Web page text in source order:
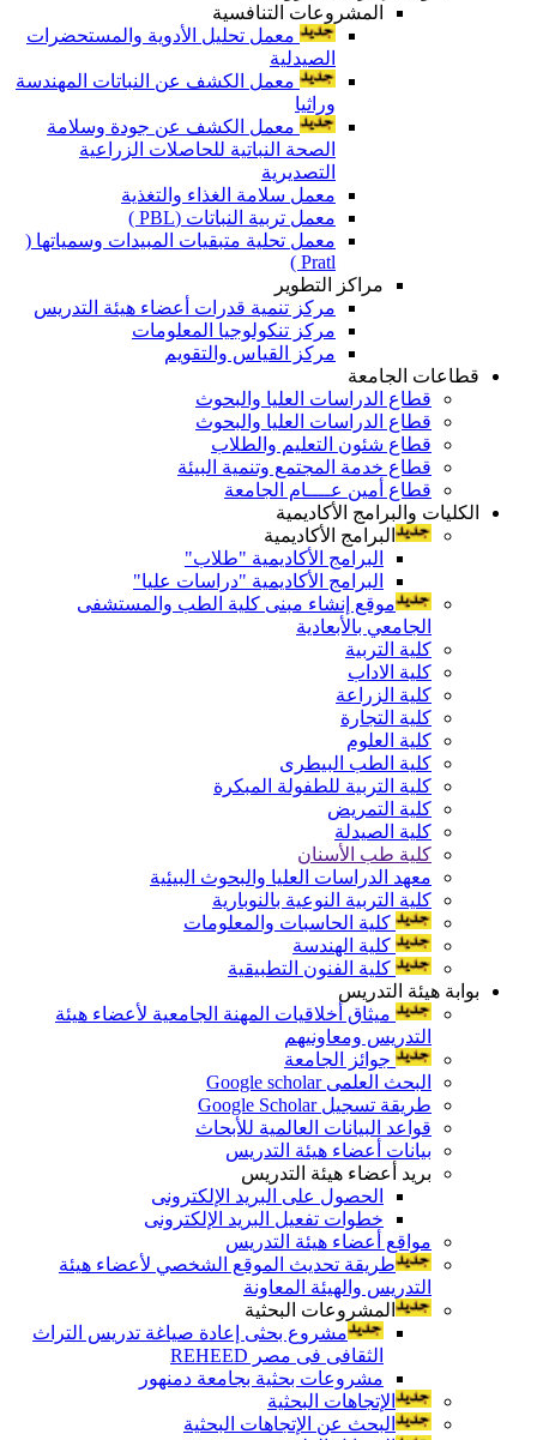
المشروعات التنافسية
معمل تحليل الأدوية والمستحضرات
الصيدلية
معمل الكشف عن النباتات المهندسة
وراثيا
معمل الكشف عن جودة وسلامة
الصحة النباتية للحاصلات الزراعية
التصديرية
معمل سلامة الغذاء والتغذية
معمل تربية النباتات (PBL )
معمل تحلية متبقيات المبيدات وسمياتها (
Pratl )
مراكز التطوير
مركز تنمية قدرات أعضاء هيئة التدريس
مركز تنكولوجيا المعلومات
مركز القياس والتقويم
قطاعات الجامعة
قطاع الدراسات العليا والبحوث
قطاع الدراسات العليا والبحوث
قطاع شئون التعليم والطلاب
قطاع خدمة المجتمع وتنمية البيئة
قطاع أمين عــــام الجامعة
الكليات والبرامج الأكاديمية
البرامج الأكاديمية
البرامج الأكاديمية "طلاب"
البرامج الأكاديمية "دراسات عليا"
موقع إنشاء مبنى كلية الطب والمستشفى
الجامعي بالأبعادية
كلية التربية
كلية الاداب
كلية الزراعة
كلية التجارة
كلية العلوم
كلية الطب البيطرى
كلية التربية للطفولة المبكرة
كلية التمريض
كلية الصيدلة
كلية طب الأسنان
معهد الدراسات العليا والبحوث البيئية
كلية التربية النوعية بالنوبارية
كلية الحاسبات والمعلومات
كلية الهندسة
كلية الفنون التطبيقية
بوابة هيئة التدريس
ميثاق أخلاقيات المهنة الجامعية لأعضاء هيئة
التدريس ومعاونيهم
جوائز الجامعة
البحث العلمى Google scholar
طريقة تسجيل Google Scholar
قواعد البيانات العالمية للأبحاث
بيانات أعضاء هيئة التدريس
بريد أعضاء هيئة التدريس
الحصول على البريد الإلكترونى
خطوات تفعيل البريد الإلكترونى
مواقع أعضاء هيئة التدريس
طريقة تحديث الموقع الشخصي لأعضاء هيئة
التدريس والهيئة المعاونة
المشروعات البحثية
مشروع بحثى إعادة صياغة تدريس التراث
الثقافى فى مصر REHEED
مشروعات بحثية بجامعة دمنهور
الإتجاهات البحثية
البحث عن الإتجاهات البحثية